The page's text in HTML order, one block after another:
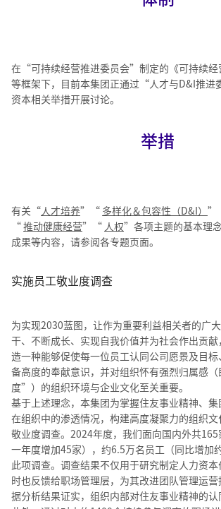
在“可持续经营推进委员会”制定的《可持续经
等框架下，目前本集团正通过“人才与D&I推进
资本相关举措开展讨论。
举措
有关“人才培养”“ 多样化＆包容性（D&I）
“推动健康经营”“ 人权”各项主题的基本理
成果等内容，请参阅各专题页面。
实施员工敬业度调查
为实现2030蓝图，让作为重要利益相关者的广
干、不断成长、实现自我价值并为社会作出贡
造一种能够促使每一位员工认同公司愿景及目
备高度的奉献意识，并对组织怀有强烈归属感
度”）的组织环境与企业文化至关重要。
基于上述理念，本集团为掌握住友事业精神、
在组织中的渗透情况，构建高度凝聚力的组织
敬业度调查。2024年度，我们面向国内外共
一年度增加45家），约6.5万名员工（同比增加
此项调查。调查结果不仅用于研究制定人力资
时也反馈给职场管理层，为其改进团队管理运
据分析结果证实，组织内部对住友事业精神的认